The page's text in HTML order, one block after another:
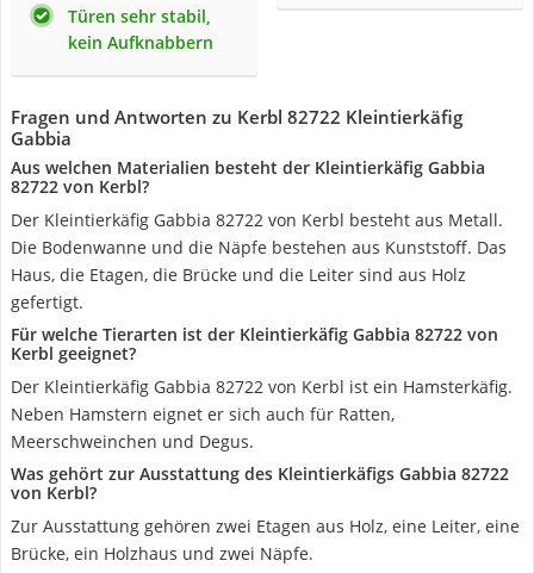
Türen sehr stabil,
kein Aufknabbern
Fragen und Antworten zu Kerbl 82722 Kleintierkäfig
Gabbia
Aus welchen Materialien besteht der Kleintierkäfig Gabbia
82722 von Kerbl?
Der Kleintierkäfig Gabbia 82722 von Kerbl besteht aus Metall.
Die Bodenwanne und die Näpfe bestehen aus Kunststoff. Das
Haus, die Etagen, die Brücke und die Leiter sind aus Holz
gefertigt.
Für welche Tierarten ist der Kleintierkäfig Gabbia 82722 von
Kerbl geeignet?
Der Kleintierkäfig Gabbia 82722 von Kerbl ist ein Hamsterkäfig.
Neben Hamstern eignet er sich auch für Ratten,
Meerschweinchen und Degus.
Was gehört zur Ausstattung des Kleintierkäfigs Gabbia 82722
von Kerbl?
Zur Ausstattung gehören zwei Etagen aus Holz, eine Leiter, eine
Brücke, ein Holzhaus und zwei Näpfe.